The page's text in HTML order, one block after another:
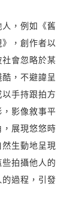
，例如《舊
，創作者以
會忽略於某
，不避諱呈
手持跟拍方
影像敘事平
展現悠悠時
生動地呈現
拍攝他人的
過程，引發